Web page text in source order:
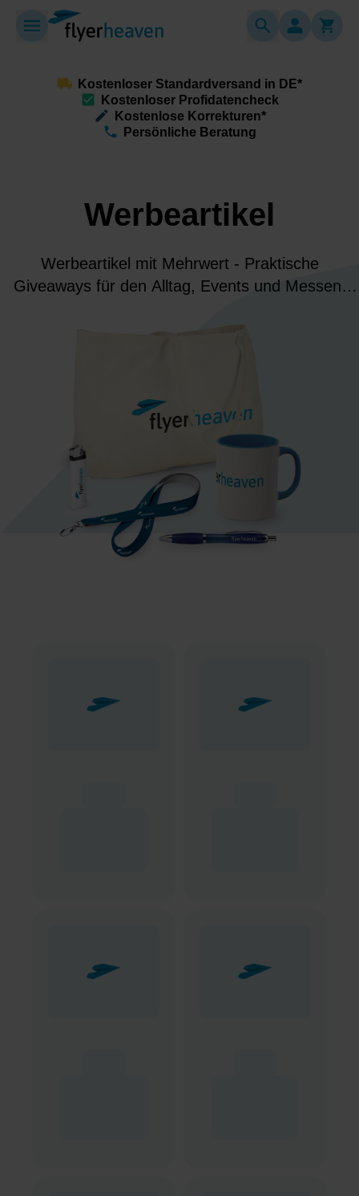
Kostenloser Standardversand in DE*
Kostenloser Profidatencheck
Kostenlose Korrekturen*
Persönliche Beratung
Werbeartikel
Werbeartikel mit Mehrwert - Praktische
Giveaways für den Alltag, Events und Messen.